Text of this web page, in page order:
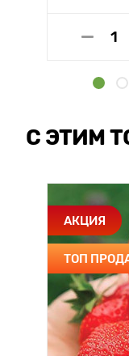
С ЭТИМ
АКЦИЯ
ТОП